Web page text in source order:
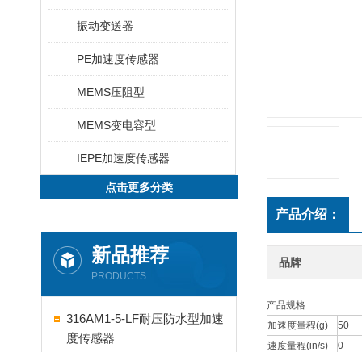
振动变送器
PE加速度传感器
MEMS压阻型
MEMS变电容型
IEPE加速度传感器
点击更多分类
新品推荐
PRODUCTS
316AM1-5-LF耐压防水型加速
度传感器
产品介绍：
品牌
产品规格
加速度量程(g)
50
速度量程(in/s)
0